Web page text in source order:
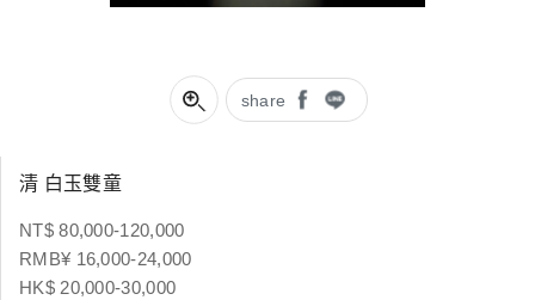
share
清 白玉雙童
NT$ 80,000-120,000
RMB¥ 16,000-24,000
HK$ 20,000-30,000